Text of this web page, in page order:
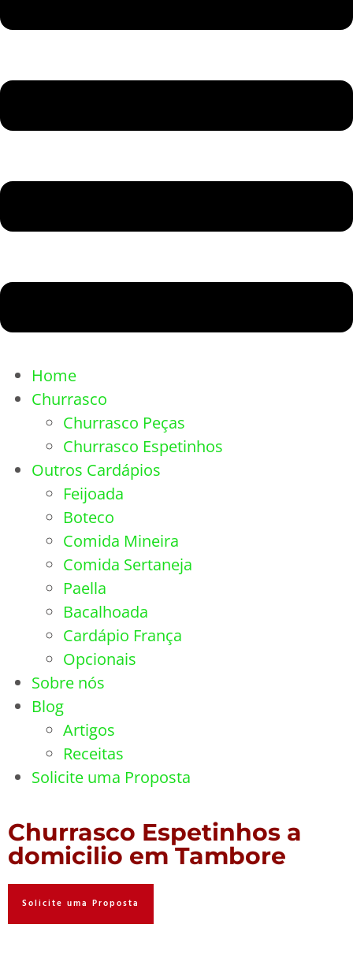
Home
Churrasco
Churrasco Peças
Churrasco Espetinhos
Outros Cardápios
Feijoada
Boteco
Comida Mineira
Comida Sertaneja
Paella
Bacalhoada
Cardápio França
Opcionais
Sobre nós
Blog
Artigos
Receitas
Solicite uma Proposta
Churrasco Espetinhos a
domicilio em Tambore
Solicite uma Proposta